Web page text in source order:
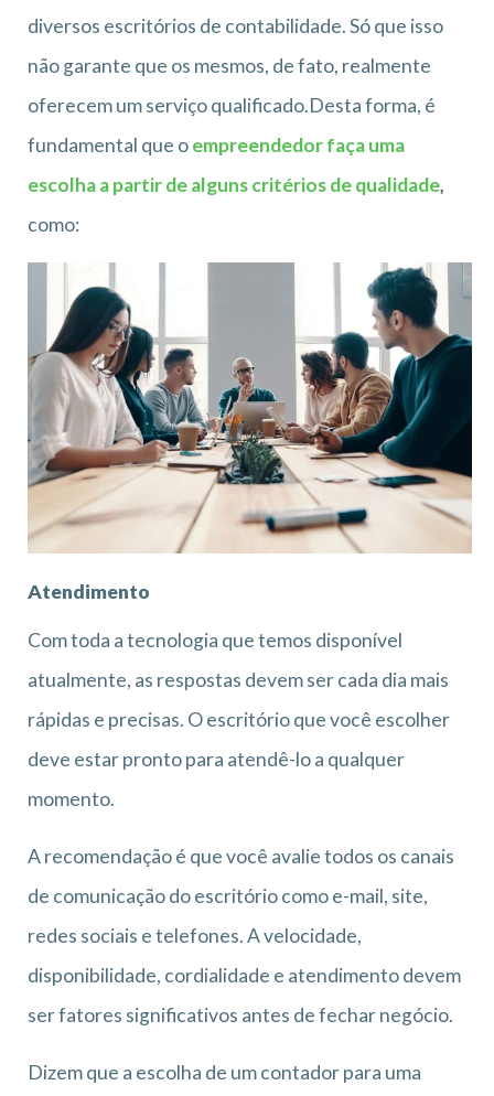
diversos escritórios de contabilidade. Só que isso
não garante que os mesmos, de fato, realmente
oferecem um serviço qualificado.Desta forma, é
fundamental que oempreendedor faça uma
escolha a partir de alguns critérios de qualidade,
como:
Atendimento
Com toda a tecnologia que temos disponível
atualmente, as respostas devem ser cada dia mais
rápidas e precisas. O escritório que você escolher
deve estar pronto para atendê-lo a qualquer
momento.
A recomendação é que você avalie todos os canais
de comunicação do escritório como e-mail, site,
redes sociais e telefones. A velocidade,
disponibilidade, cordialidade e atendimento devem
ser fatores significativos antes de fechar negócio.
Dizem que a escolha de um contador para uma